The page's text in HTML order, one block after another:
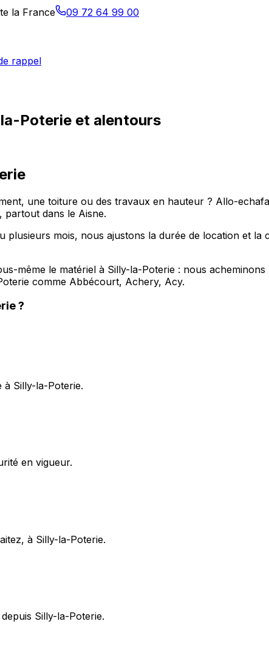
la France 09 72 64 99 00
rappel
Poterie et alentours
une toiture ou des travaux en hauteur ? Allo-
dans le Aisne.
mois, nous ajustons la durée de location et
même le matériel à Silly-la-Poterie : nous
comme Abbécourt, Achery, Acy.
?
Silly-la-Poterie.
en vigueur.
à Silly-la-Poterie.
Silly-la-Poterie.